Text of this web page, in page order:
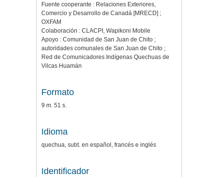
Fuente cooperante : Relaciones Exteriores,
Comercio y Desarrollo de Canadá [MRECD] ;
OXFAM
Colaboración : CLACPI, Wapikoni Mobile
Apoyo : Comunidad de San Juan de Chito ;
autoridades comunales de San Juan de Chito ;
Red de Comunicadores Indígenas Quechuas de
Vilcas Huamán
Formato
9 m. 51 s.
Idioma
quechua, subt. en español, francés e inglés
Identificador